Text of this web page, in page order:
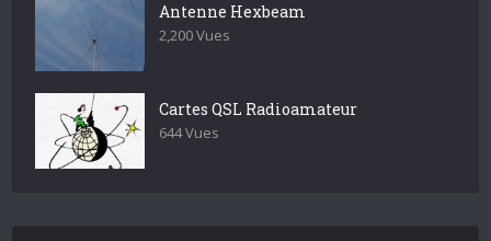
Antenne Hexbeam
2,200 Vues
Cartes QSL Radioamateur
644 Vues